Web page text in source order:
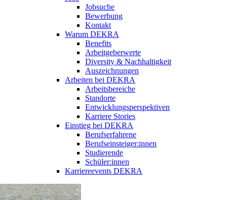
Jobsuche
Bewerbung
Kontakt
Warum DEKRA
Benefits
Arbeitgeberwerte
Diversity & Nachhaltigkeit
Auszeichnungen
Arbeiten bei DEKRA
Arbeitsbereiche
Standorte
Entwicklungsperspektiven
Karriere Stories
Einstieg bei DEKRA
Berufserfahrene
Berufseinsteiger:innen
Studierende
Schüler:innen
Karriereevents DEKRA